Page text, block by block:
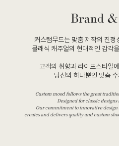
커스텀무드는 맞춤 제작의 진정
클래식 캐주얼의 현대적인 감각
고객의 취향과 라이프스타일
당신의 하나뿐인 맞춤
Custom mood follows the great
Designed for classic
Our commitment to innovative
creates and delivers quality and custom